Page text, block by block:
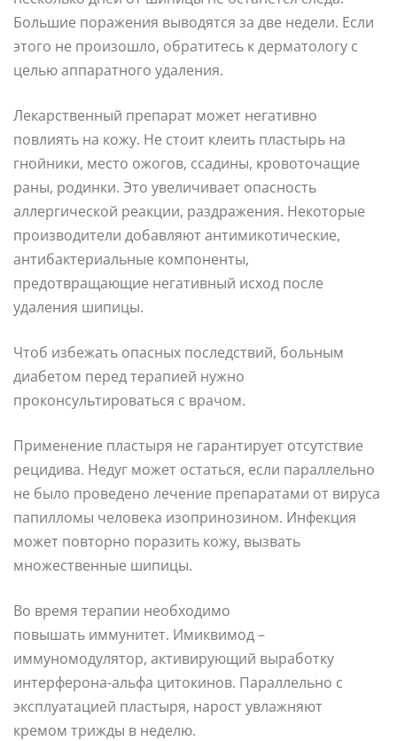
Большие поражения выводятся за две недели. Если
этого не произошло, обратитесь к дерматологу с
целью аппаратного удаления.
Лекарственный препарат может негативно
повлиять на кожу. Не стоит клеить пластырь на
гнойники, место ожогов, ссадины, кровоточащие
раны, родинки. Это увеличивает опасность
аллергической реакции, раздражения. Некоторые
производители добавляют антимикотические,
антибактериальные компоненты,
предотвращающие негативный исход после
удаления шипицы.
Чтоб избежать опасных последствий, больным
диабетом перед терапией нужно
проконсультироваться с врачом.
Применение пластыря не гарантирует отсутствие
рецидива. Недуг может остаться, если параллельно
не было проведено лечение препаратами от вируса
папилломы человека изопринозином. Инфекция
может повторно поразить кожу, вызвать
множественные шипицы.
Во время терапии необходимо
повышать иммунитет. Имиквимод –
иммуномодулятор, активирующий выработку
интерферона-альфа цитокинов. Параллельно с
эксплуатацией пластыря, нарост увлажняют
кремом трижды в неделю.